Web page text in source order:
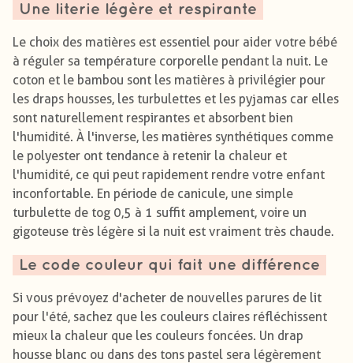
Une literie légère et respirante
Le choix des matières est essentiel pour aider votre bébé
à réguler sa température corporelle pendant la nuit. Le
coton et le bambou sont les matières à privilégier pour
les draps housses, les turbulettes et les pyjamas car elles
sont naturellement respirantes et absorbent bien
l'humidité. À l'inverse, les matières synthétiques comme
le polyester ont tendance à retenir la chaleur et
l'humidité, ce qui peut rapidement rendre votre enfant
inconfortable. En période de canicule, une simple
turbulette de tog 0,5 à 1 suffit amplement, voire un
gigoteuse très légère si la nuit est vraiment très chaude.
Le code couleur qui fait une différence
Si vous prévoyez d'acheter de nouvelles parures de lit
pour l'été, sachez que les couleurs claires réfléchissent
mieux la chaleur que les couleurs foncées. Un drap
housse blanc ou dans des tons pastel sera légèrement